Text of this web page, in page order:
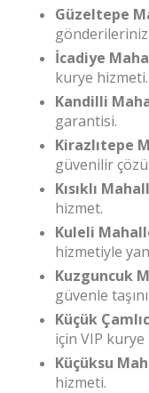
Güzeltepe
İcadiye
kurye hizmeti.
Kandilli
garantisi.
Kirazlıtepe
güvenilir
Kısıklı
hizmet.
Kuleli
hizmetiyle
Kuzguncuk
güvenle
Küçük
için VIP kurye
Küçüksu
hizmeti.